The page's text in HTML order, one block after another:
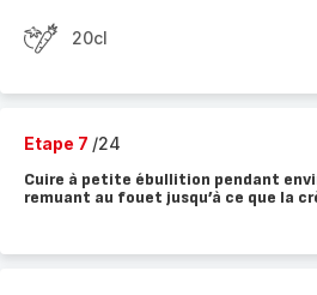
20cl
Etape 7 /24
Cuire à petite ébullition pendant
remuant au fouet jusqu’à ce que la